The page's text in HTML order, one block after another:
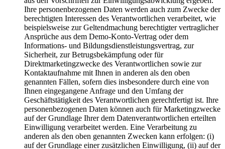
Ihre personenbezogenen Daten werden auch zum Zwecke der
berechtigten Interessen des Verantwortlichen verarbeitet, wie
beispielsweise zur Geltendmachung berechtigter vertraglicher
Ansprüche aus dem Demo-Konto-Vertrag oder dem
Informations- und Bildungsdienstleistungsvertrag, zur
Sicherheit, zur Betrugsbekämpfung oder für
Direktmarketingzwecke des Verantwortlichen sowie zur
Kontaktaufnahme mit Ihnen in anderen als den oben
genannten Fällen, sofern dies insbesondere durch eine von
Ihnen eingegangene Anfrage und den Umfang der
Geschäftstätigkeit des Verantwortlichen gerechtfertigt ist. Ihre
personenbezogenen Daten können auch für Marketingzwecke
auf der Grundlage Ihrer dem Datenverantwortlichen erteilten
Einwilligung verarbeitet werden. Eine Verarbeitung zu
anderen als den oben genannten Zwecken kann erfolgen: (i)
auf der Grundlage einer zusätzlichen Einwilligung, (ii) auf der